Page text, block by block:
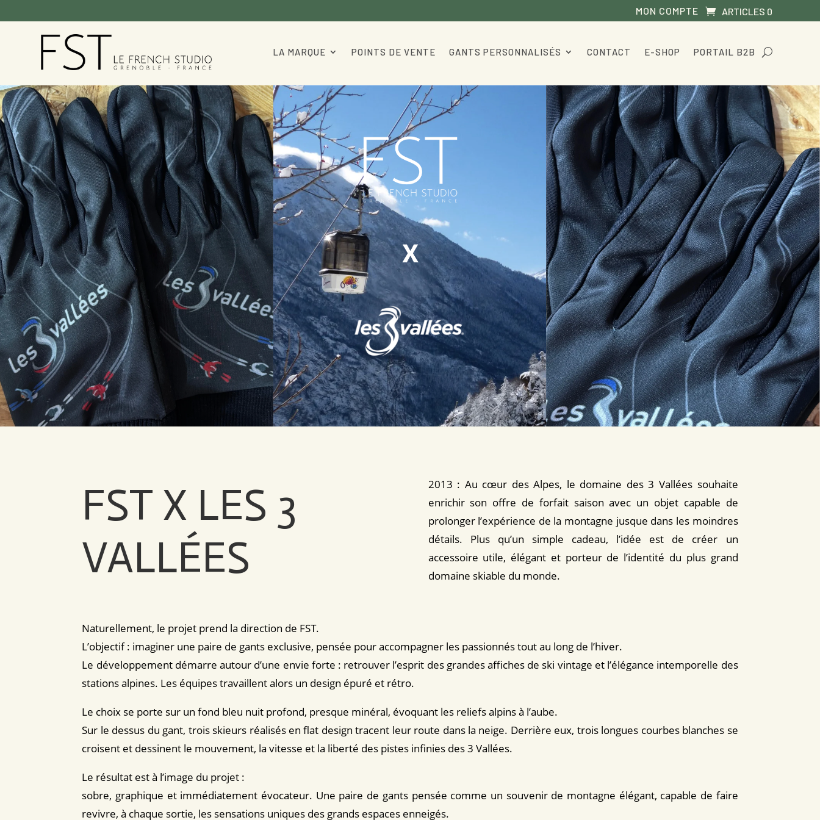
MON COMPTE ARTICLES 0
LA MARQUE POINTS DE VENTE GANTS PERSONNALISÉS CONTACT E-SHOP PORTAIL B2B
FST X LES 3
VALLÉES
2013 : Au cœur des Alpes, le domaine des 3 Vallées souhaite
enrichir son offre de forfait saison avec un objet capable de
prolonger l’expérience de la montagne jusque dans les moindres
détails. Plus qu’un simple cadeau, l’idée est de créer un
accessoire utile, élégant et porteur de l’identité du plus grand
domaine skiable du monde.
Naturellement, le projet prend la direction de FST.
L’objectif : imaginer une paire de gants exclusive, pensée pour accompagner les passionnés tout au long de l’hiver.
Le développement démarre autour d’une envie forte : retrouver l’esprit des grandes affiches de ski vintage et l’élégance intemporelle des
stations alpines. Les équipes travaillent alors un design épuré et rétro.
Le choix se porte sur un fond bleu nuit profond, presque minéral, évoquant les reliefs alpins à l’aube.
Sur le dessus du gant, trois skieurs réalisés en flat design tracent leur route dans la neige. Derrière eux, trois longues courbes blanches se
croisent et dessinent le mouvement, la vitesse et la liberté des pistes infinies des 3 Vallées.
Le résultat est à l’image du projet :
sobre, graphique et immédiatement évocateur. Une paire de gants pensée comme un souvenir de montagne élégant, capable de faire
revivre, à chaque sortie, les sensations uniques des grands espaces enneigés.